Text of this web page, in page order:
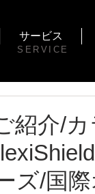
サービス
SERVICE
紹介/
ズ/国